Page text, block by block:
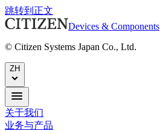
跳转到正文
Devices & Components
© Citizen Systems Japan Co., Ltd.
ZH
关于我们
业务与产品